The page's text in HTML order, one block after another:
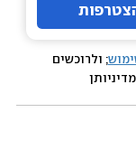
; ולרוכשים